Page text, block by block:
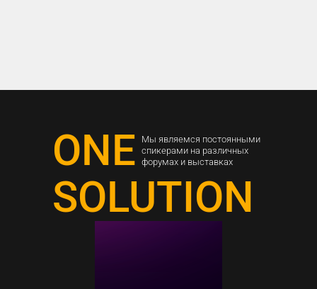
ONE
SOLUTION
Мы являемся постоянными
спикерами на различных
форумах и выставках